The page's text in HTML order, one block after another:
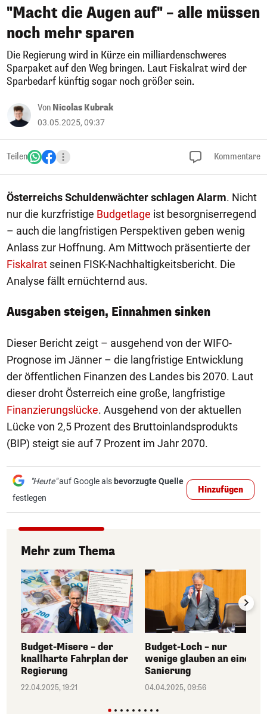
"Macht die Augen auf" – alle müssen
noch mehr sparen
Die Regierung wird in Kürze ein milliardenschweres
Sparpaket auf den Weg bringen. Laut Fiskalrat wird der
Sparbedarf künftig sogar noch größer sein.
Von Nicolas Kubrak
03.05.2025, 09:37
Teilen Kommentare
Österreichs Schuldenwächter schlagen Alarm. Nicht
nur die kurzfristige Budgetlage ist besorgniserregend
– auch die langfristigen Perspektiven geben wenig
Anlass zur Hoffnung. Am Mittwoch präsentierte der
Fiskalrat seinen FISK-Nachhaltigkeitsbericht. Die
Analyse fällt ernüchternd aus.
Ausgaben steigen, Einnahmen sinken
Dieser Bericht zeigt – ausgehend von der WIFO-
Prognose im Jänner – die langfristige Entwicklung
der öffentlichen Finanzen des Landes bis 2070. Laut
dieser droht Österreich eine große, langfristige
Finanzierungslücke. Ausgehend von der aktuellen
Lücke von 2,5 Prozent des Bruttoinlandsprodukts
(BIP) steigt sie auf 7 Prozent im Jahr 2070.
"Heute"auf Google als bevorzugte Quelle
festlegen
Hinzufügen
Mehr zum Thema
Budget-Misere – der
knallharte Fahrplan der
Regierung
22.04.2025, 19:21
Budget-Loch – nur
wenige glauben an eine
Sanierung
04.04.2025, 09:56